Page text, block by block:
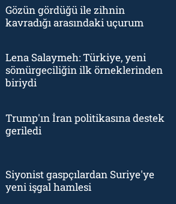
Gözün gördüğü ile zihnin
kavradığı arasındaki uçurum
Lena Salaymeh: Türkiye, yeni
sömürgeciliğin ilk örneklerinden
biriydi
Trump'ın İran politikasına destek
geriledi
Siyonist gaspçılardan Suriye'ye
yeni işgal hamlesi